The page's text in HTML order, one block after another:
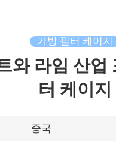
가방 필터 케이지
와 라임 산업
터 케이지
중국